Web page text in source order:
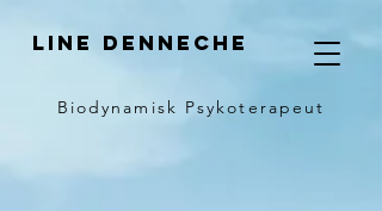
LINE DENNECHE
Biodynamisk Psykoterapeut